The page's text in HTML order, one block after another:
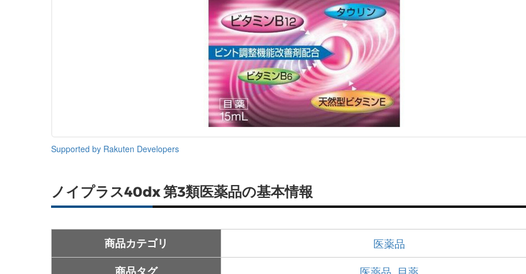
Supported by Rakuten Developers
ノイプラス40dx 第3類医薬品の基本情報
商品カテゴリ
医薬品
商品タグ
医薬品, 目薬